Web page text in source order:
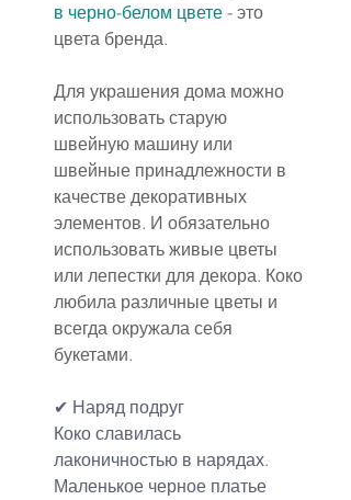
в черно-белом цвете - это
цвета бренда.
Для украшения дома можно
использовать старую
швейную машину или
швейные принадлежности в
качестве декоративных
элементов. И обязательно
использовать живые цветы
или лепестки для декора. Коко
любила различные цветы и
всегда окружала себя
букетами.
✔ Наряд подруг
Коко славилась
лаконичностью в нарядах.
Маленькое черное платье